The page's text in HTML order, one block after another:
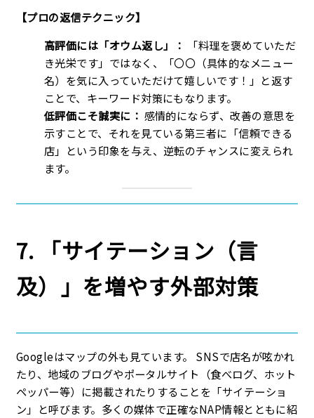
【プロの返信テクニック】
高評価には「オウム返し」：
「料理を褒めていただ
き光栄です」ではなく、「〇〇（具体的なメニュー
名）を気に入っていただけて嬉しいです！」と返す
ことで、キーワード対策にもなります。
低評価こそ誠実に： 感情的にならず、改善の意思を
示すことで、それを見ている第三者に「信頼できる
店」という印象を与え、逆転のチャンスに変えられ
ます。
7. 「サイテーション（言
及）」を増やす外部対策
Googleはマップの外も見ています。 SNSで店名が呟かれ
たり、地域のブログやポータルサイト（食べログ、ホット
ペッパー等）に掲載されたりすることを「サイテーショ
ン」と呼びます。多くの媒体で正確なNAP情報とともに紹